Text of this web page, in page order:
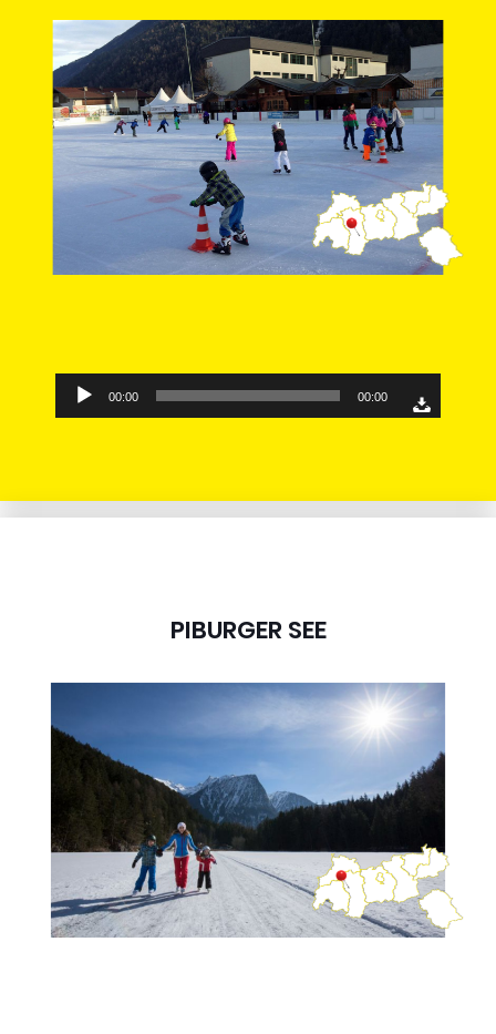
Audio-
Player
00:00 00:00
PIBURGER SEE